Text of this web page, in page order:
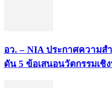
อว. – NIA ประกาศความส
ดัน 5 ข้อเสนอนวัตกรรมเชิ